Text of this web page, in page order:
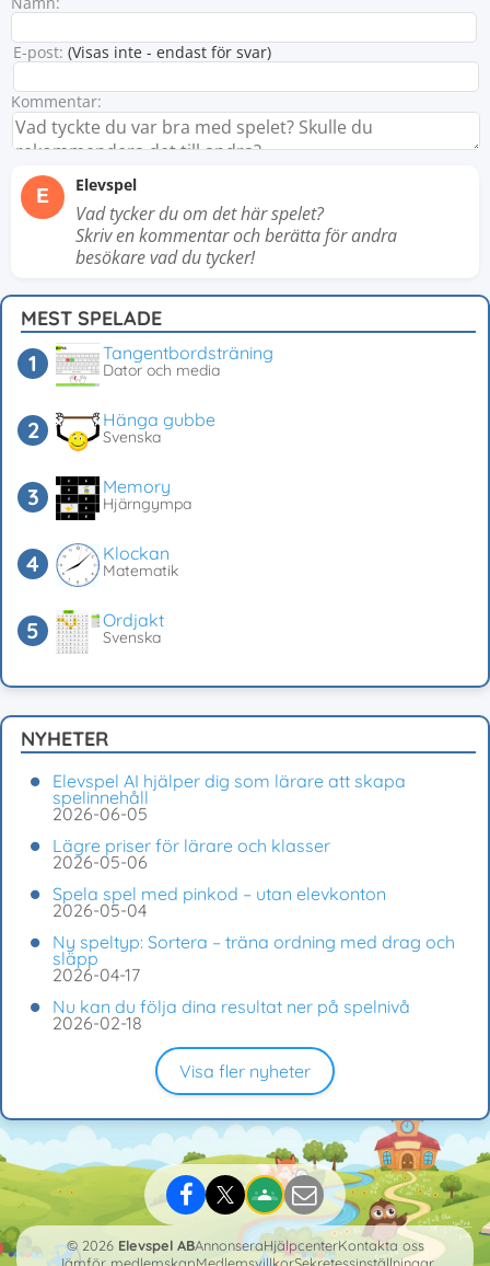
E-post: (Visas inte - endast för svar)
Kommentar:
E Elevspel
Vad tycker du om det här spelet?
Skriv en kommentar och berätta för andra
besökare vad du tycker!
MEST SPELADE
Tangentbordsträning
Dator och media
Hänga gubbe
Svenska
Memory
Hjärngympa
Klockan
Matematik
Ordjakt
Svenska
NYHETER
Elevspel AI hjälper dig som lärare att skapa
spelinnehåll
2026-06-05
Lägre priser för lärare och klasser
2026-05-06
Spela spel med pinkod – utan elevkonton
2026-05-04
Ny speltyp: Sortera – träna ordning med drag och
släpp
2026-04-17
Nu kan du följa dina resultat ner på spelnivå
2026-02-18
Visa fler nyheter
© 2026 Elevspel ABAnnonseraHjälpcenterKontakta oss